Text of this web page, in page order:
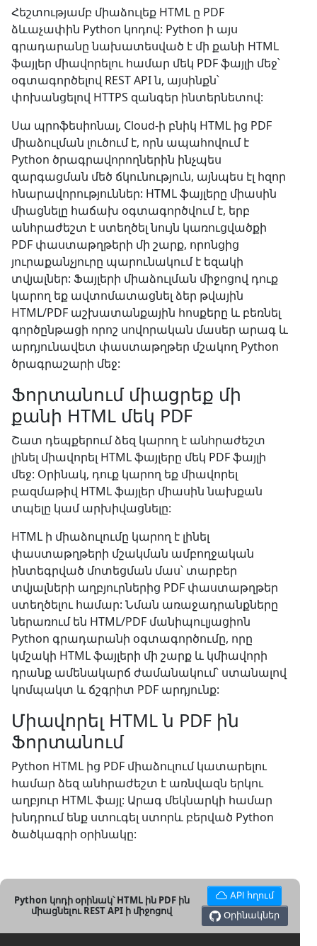
Հեշտությամբ միաձուլեք HTML ը PDF
ձևաչափին Python կոդով: Python ի այս
գրադարանը նախատեսված է մի քանի HTML
ֆայլեր միավորելու համար մեկ PDF ֆայլի մեջ՝
օգտագործելով REST API ն, այսինքն՝
փոխանցելով HTTPS զանգեր ինտերնետով:
Սա պրոֆեսիոնալ, Cloud-ի բնիկ HTML ից PDF
միաձուլման լուծում է, որն ապահովում է
Python ծրագրավորողներին ինչպես
զարգացման մեծ ճկունություն, այնպես էլ հզոր
հնարավորություններ: HTML ֆայլերը միասին
միացնելը հաճախ օգտագործվում է, երբ
անհրաժեշտ է ստեղծել նույն կառուցվածքի
PDF փաստաթղթերի մի շարք, որոնցից
յուրաքանչյուրը պարունակում է եզակի
տվյալներ: Ֆայլերի միաձուլման միջոցով դուք
կարող եք ավտոմատացնել ձեր թվային
HTML/PDF աշխատանքային հոսքերը և բեռնել
գործընթացի որոշ սովորական մասեր արագ և
արդյունավետ փաստաթղթեր մշակող Python
ծրագրաշարի մեջ:
Ֆորտանում միացրեք մի
քանի HTML մեկ PDF
Շատ դեպքերում ձեզ կարող է անհրաժեշտ
լինել միավորել HTML ֆայլերը մեկ PDF ֆայլի
մեջ: Օրինակ, դուք կարող եք միավորել
բազմաթիվ HTML ֆայլեր միասին նախքան
տպելը կամ արխիվացնելը:
HTML ի միաձուլումը կարող է լինել
փաստաթղթերի մշակման ամբողջական
ինտեգրված մոտեցման մաս՝ տարբեր
տվյալների աղբյուրներից PDF փաստաթղթեր
ստեղծելու համար: Նման առաջադրանքները
ներառում են HTML/PDF մանիպուլյացիոն
Python գրադարանի օգտագործումը, որը
կմշակի HTML ֆայլերի մի շարք և կմիավորի
դրանք ամենակարճ ժամանակում՝ ստանալով
կոմպակտ և ճշգրիտ PDF արդյունք:
Միավորել HTML ն PDF ին
Ֆորտանում
Python HTML ից PDF միաձուլում կատարելու
համար ձեզ անհրաժեշտ է առնվազն երկու
աղբյուր HTML ֆայլ: Արագ մեկնարկի համար
խնդրում ենք ստուգել ստորև բերված Python
ծածկագրի օրինակը:
Python կոդի օրինակ՝ HTML ին PDF ին
միացնելու REST API ի միջոցով
API հղում
Օրինակներ